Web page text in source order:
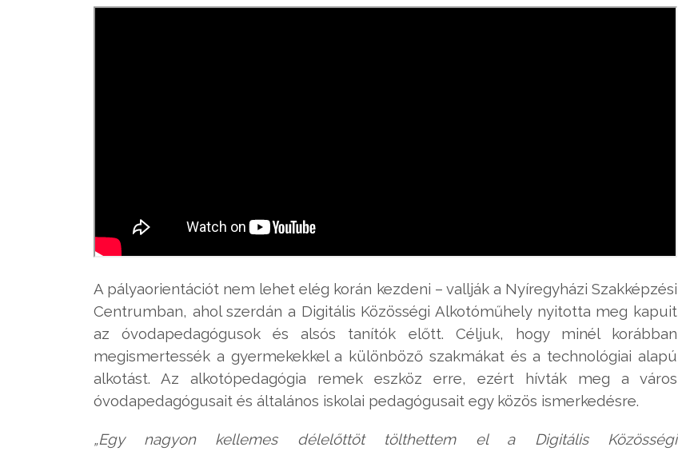
A pályaorientációt nem lehet elég korán kezdeni – vallják a Nyíregyházi Szakképzési
Centrumban, ahol szerdán a Digitális Közösségi Alkotóműhely nyitotta meg kapuit
az óvodapedagógusok és alsós tanítók előtt. Céljuk, hogy minél korábban
megismertessék a gyermekekkel a különböző szakmákat és a technológiai alapú
alkotást. Az alkotópedagógia remek eszköz erre, ezért hívták meg a város
óvodapedagógusait és általános iskolai pedagógusait egy közös ismerkedésre.
„Egy nagyon kellemes délelőttöt tölthettem el a Digitális Közösségi